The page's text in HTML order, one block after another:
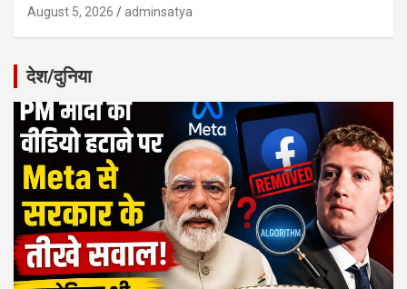
August 5, 2026 adminsatya
देश/दुनिया